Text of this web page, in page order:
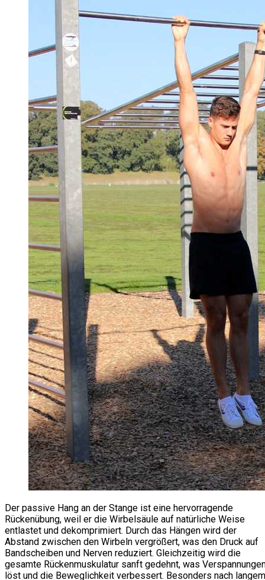
Der passive Hang an der Stange ist eine hervorragende
Rückenübung, weil er die Wirbelsäule auf natürliche Weise
entlastet und dekomprimiert. Durch das Hängen wird der
Abstand zwischen den Wirbeln vergrößert, was den Druck auf
Bandscheiben und Nerven reduziert. Gleichzeitig wird die
gesamte Rückenmuskulatur sanft gedehnt, was
löst und die Beweglichkeit verbessert. Besonders nach langem